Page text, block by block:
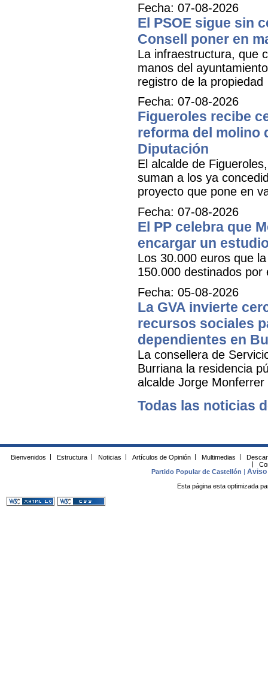
Fecha: 07-08-2026
El PSOE sigue sin
Consell poner en
La infraestructura, que
manos del
registro de la propiedad
Fecha: 07-08-2026
Figueroles recibe
reforma del molino
Diputación
El alcalde de
suman a los ya
proyecto que pone en
Fecha: 07-08-2026
El PP celebra que
encargar un
Los 30.000 euros que
150.000 destinados
Fecha: 05-08-2026
La GVA invierte
recursos sociales
dependientes en
La consellera de
Burriana la residencia
alcalde Jorge Monferrer
Todas las noticias
Bienvenidos Estructura Noticias Artículos de Opinión Multimedias
Partido Popular de Castellón
|Aviso
Esta página esta optimizada